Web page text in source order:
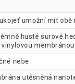
umožní mít obě
husté surové
membránou
nebe
utěsněná